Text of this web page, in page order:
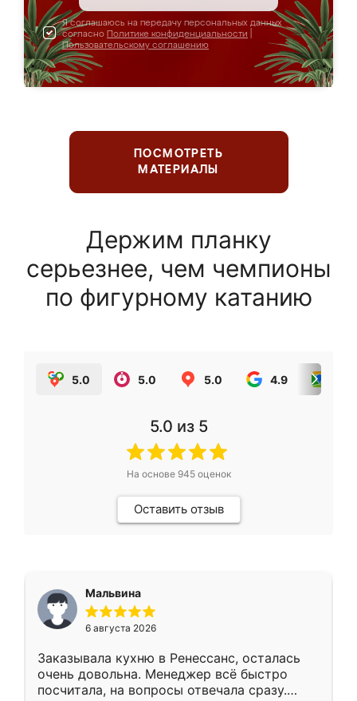
Я соглашаюсь на передачу персональных данных
согласно Политике конфиденциальности
Пользовательскому соглашению
ПОСМОТРЕТЬ
МАТЕРИАЛЫ
Держим планку
серьезнее, чем чемпионы
по фигурному катанию
5.0 5.0 5.0 4.9
5.0 из 5
На основе 945оценок
Оставить отзыв
Мальвина
6 августа 2026
Заказывала кухню в Ренессанс, осталась
очень довольна. Менеджер всё быстро
посчитала, на вопросы отвечала сразу.